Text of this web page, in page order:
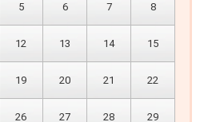
5 6 7 8
12 13 14 15
19 20 21 22
26 27 28 29